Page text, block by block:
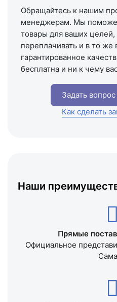
Наши
Прямые
Официальное
Обращайтесь к нашим
менеджерам. Мы
товары для ваших целей,
переплачивать и в то же
гарантированное
бесплатна и ни к чему
Задать
Как сделать